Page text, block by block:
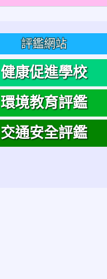
評鑑網站
健康促進學校
環境教育評鑑
交通安全評鑑